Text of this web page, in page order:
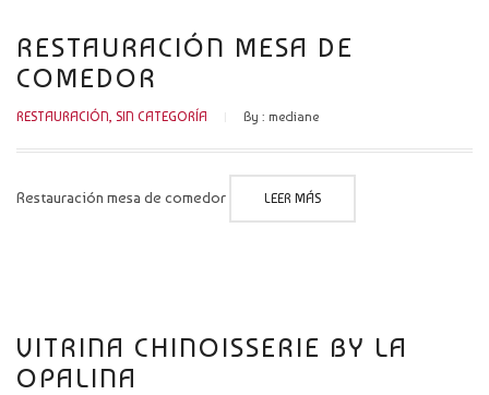
RESTAURACIÓN MESA DE
COMEDOR
RESTAURACIÓN, SIN CATEGORÍA By : mediane
Restauración mesa de comedor LEER MÁS
VITRINA CHINOISSERIE BY LA
OPALINA